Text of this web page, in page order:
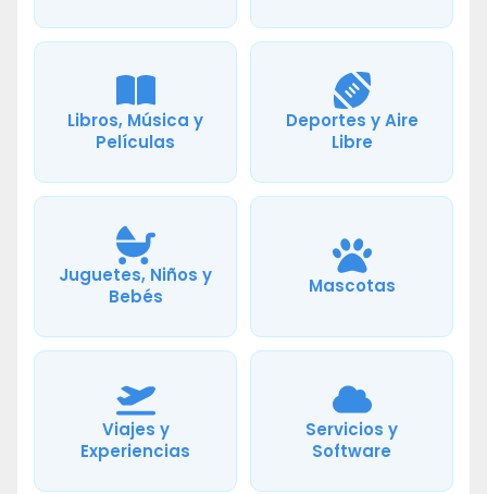
Libros, Música y
Películas
Deportes y Aire
Libre
Juguetes, Niños y
Bebés
Mascotas
Viajes y
Experiencias
Servicios y
Software